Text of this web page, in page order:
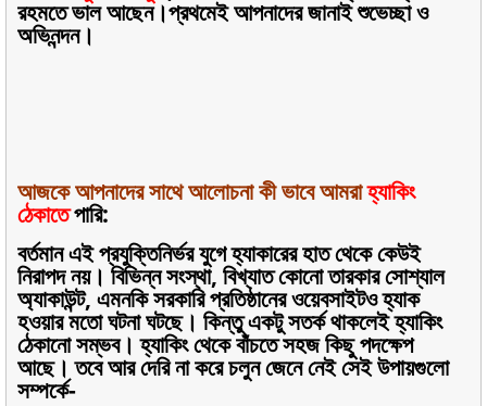
রহমতে ভাল আছেন।প্রথমেই আপনাদের জানাই শুভেচ্ছা ও
অভিনন্দন।
আজকে আপনাদের সাথে আলোচনা কী ভাবে আমরাহ্যাকিং
ঠেকাতেপারি:
বর্তমান এই প্রযুক্তিনির্ভর যুগে হ্যাকারের হাত থেকে কেউই
নিরাপদ নয়। বিভিন্ন সংস্থা, বিখ্যাত কোনো তারকার সোশ্যাল
অ্যাকাউন্ট, এমনকি সরকারি প্রতিষ্ঠানের ওয়েবসাইটও হ্যাক
হওয়ার মতো ঘটনা ঘটছে। কিন্তু একটু সতর্ক থাকলেই হ্যাকিং
ঠেকানো সম্ভব। হ্যাকিং থেকে বাঁচতে সহজ কিছু পদক্ষেপ
আছে। তবে আর দেরি না করে চলুন জেনে নেই সেই উপায়গুলো
সম্পর্কে-